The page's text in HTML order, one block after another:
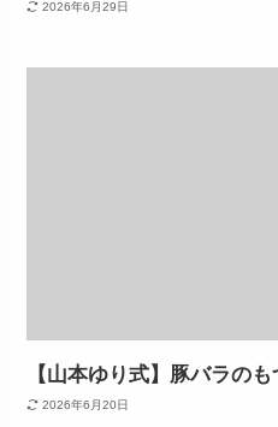
2026年6月29日
【山本ゆり式】豚バラの
2026年6月20日